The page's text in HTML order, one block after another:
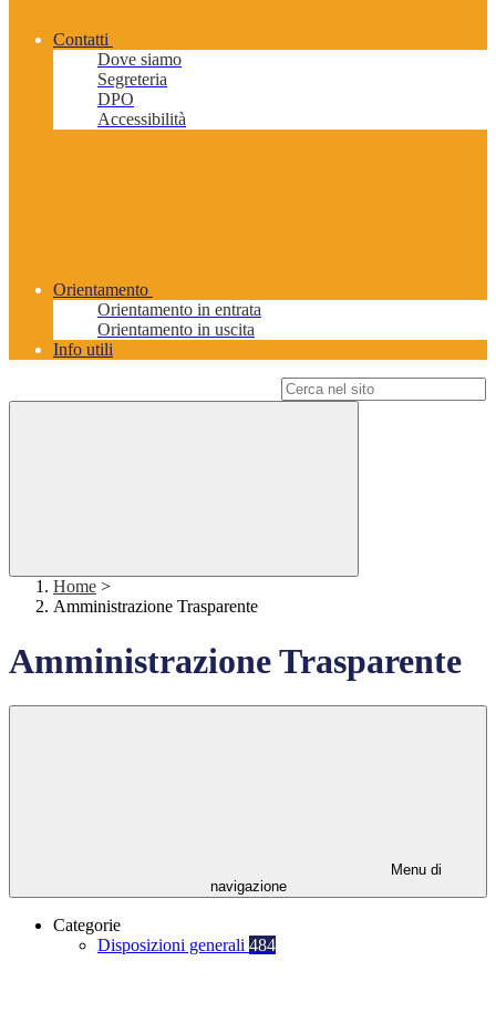
Contatti
Dove siamo
Segreteria
DPO
Accessibilità
Orientamento
Orientamento in entrata
Orientamento in uscita
Info utili
Home >
Amministrazione Trasparente
Amministrazione Trasparente
Menu di
navigazione
Categorie
Disposizioni generali 484